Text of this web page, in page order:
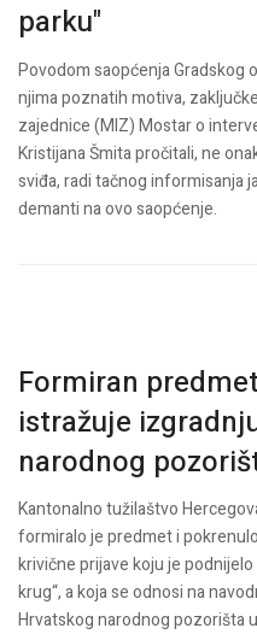
parku"
Povodom saopćenja Gradskog
njima poznatih motiva,
zajednice (MIZ) Mostar o
Kristijana Šmita pročitali, ne
sviđa, radi tačnog informisanja
demanti na ovo saopćenje.
Formiran
istražuje
narodnog
Kantonalno tužilaštvo
formiralo je predmet i
krivične prijave koju je
krug“, a koja se odnosi na
Hrvatskog narodnog pozorišta